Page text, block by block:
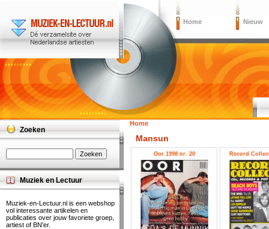
Home Nieuw
Home
Mansun
Oor 1998 nr. 20 Record
Zoeken
Muziek en Lectuur
Muziek-en-Lectuur.nl is een webshop
vol interessante artikelen en
publicaties over jouw favoriete groep,
artiest of BN'er.